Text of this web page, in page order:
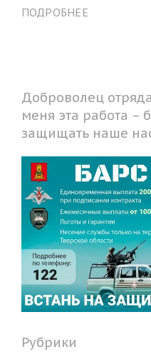
ПОДРОБНЕЕ
Доброволец
меня эта работа –
защищать наше
Рубрики